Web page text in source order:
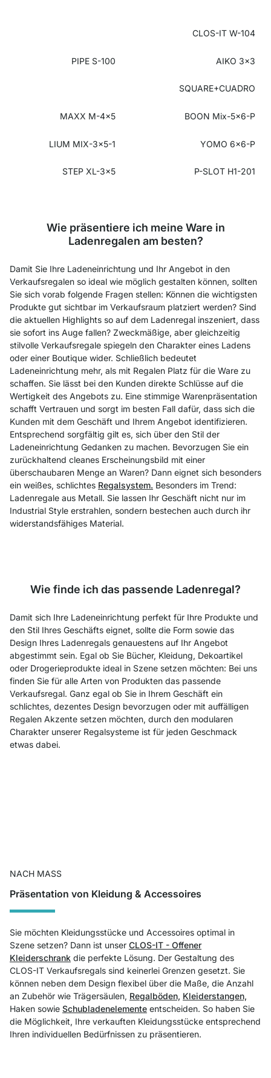
CLOS-IT W-104
PIPE S-100 AIKO 3x3
SQUARE+CUADRO
MAXX M-4x5 BOON Mix-5x6-P
LIUM MIX-3x5-1 YOMO 6x6-P
STEP XL-3x5 P-SLOT H1-201
Wie präsentiere ich meine Ware in
Ladenregalen am besten?
Damit Sie Ihre Ladeneinrichtung und Ihr Angebot in den
Verkaufsregalen so ideal wie möglich gestalten können, sollten
Sie sich vorab folgende Fragen stellen: Können die wichtigsten
Produkte gut sichtbar im Verkaufsraum platziert werden? Sind
die aktuellen Highlights so auf dem Ladenregal inszeniert, dass
sie sofort ins Auge fallen? Zweckmäßige, aber gleichzeitig
stilvolle Verkaufsregale spiegeln den Charakter eines Ladens
oder einer Boutique wider. Schließlich bedeutet
Ladeneinrichtung mehr, als mit Regalen Platz für die Ware zu
schaffen. Sie lässt bei den Kunden direkte Schlüsse auf die
Wertigkeit des Angebots zu. Eine stimmige Warenpräsentation
schafft Vertrauen und sorgt im besten Fall dafür, dass sich die
Kunden mit dem Geschäft und Ihrem Angebot identifizieren.
Entsprechend sorgfältig gilt es, sich über den Stil der
Ladeneinrichtung Gedanken zu machen. Bevorzugen Sie ein
zurückhaltend cleanes Erscheinungsbild mit einer
überschaubaren Menge an Waren? Dann eignet sich besonders
ein weißes, schlichtes Regalsystem. Besonders im Trend:
Ladenregale aus Metall. Sie lassen Ihr Geschäft nicht nur im
Industrial Style erstrahlen, sondern bestechen auch durch ihr
widerstandsfähiges Material.
Wie finde ich das passende Ladenregal?
Damit sich Ihre Ladeneinrichtung perfekt für Ihre Produkte und
den Stil Ihres Geschäfts eignet, sollte die Form sowie das
Design Ihres Ladenregals genauestens auf Ihr Angebot
abgestimmt sein. Egal ob Sie Bücher, Kleidung, Dekoartikel
oder Drogerieprodukte ideal in Szene setzen möchten: Bei uns
finden Sie für alle Arten von Produkten das passende
Verkaufsregal. Ganz egal ob Sie in Ihrem Geschäft ein
schlichtes, dezentes Design bevorzugen oder mit auffälligen
Regalen Akzente setzen möchten, durch den modularen
Charakter unserer Regalsysteme ist für jeden Geschmack
etwas dabei.
NACH MASS
Präsentation von Kleidung & Accessoires
Sie möchten Kleidungsstücke und Accessoires optimal in
Szene setzen? Dann ist unser CLOS-IT - Offener
Kleiderschrank die perfekte Lösung. Der Gestaltung des
CLOS-IT Verkaufsregals sind keinerlei Grenzen gesetzt. Sie
können neben dem Design flexibel über die Maße, die Anzahl
an Zubehör wie Trägersäulen, Regalböden, Kleiderstangen,
Haken sowie Schubladenelemente entscheiden. So haben Sie
die Möglichkeit, Ihre verkauften Kleidungsstücke entsprechend
Ihren individuellen Bedürfnissen zu präsentieren.